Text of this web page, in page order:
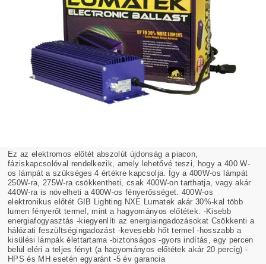
Ez az elektromos előtét abszolút újdonság a piacon,
fáziskapcsolóval rendelkezik, amely lehetővé teszi, hogy a 400 W-
os lámpát a szükséges 4 értékre kapcsolja. Így a 400W-os lámpát
250W-ra, 275W-ra csökkentheti, csak 400W-on tarthatja, vagy akár
440W-ra is növelheti a 400W-os fényerősséget. 400W-os
elektronikus előtét GIB Lighting NXE Lumatek akár 30%-kal több
lumen fényerőt termel, mint a hagyományos előtétek. -Kisebb
energiafogyasztás -kiegyenlíti az energiaingadozásokat Csökkenti a
hálózati feszültségingadozást -kevesebb hőt termel -hosszabb a
kisülési lámpák élettartama -biztonságos -gyors indítás, egy percen
belül eléri a teljes fényt (a hagyományos előtétek akár 20 percig) -
HPS és MH esetén egyaránt -5 év garancia